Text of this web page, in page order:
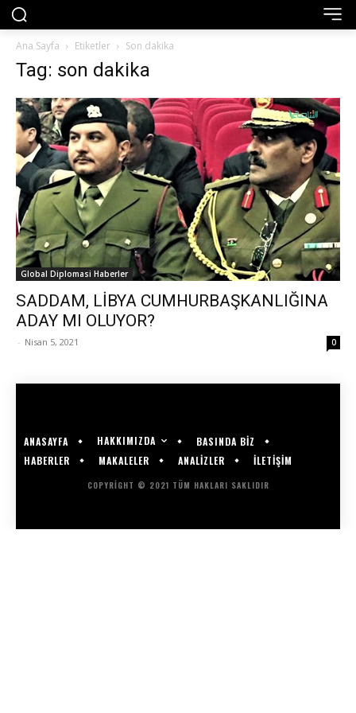
Ana Sayfa Etiketler Son dakika
Tag: son dakika
Global Diplomasi Haberler
SADDAM, LİBYA CUMHURBAŞKANLIĞINA
ADAY MI OLUYOR?
- Nisan 5, 2021 0
ANASAYFA HAKKIMIZDA
BASINDA BİZ
HABERLER
MAKALELER ANALİZLER İLETİŞİM
COPYRIGHT © 2021 TÜM HAKLARI SAKLIDIR